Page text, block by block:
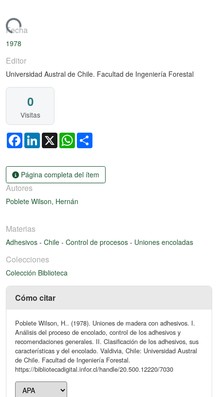
Fecha
1978
Editor
Universidad Austral de Chile. Facultad de Ingeniería Forestal
0
Visitas
FacebookLinkedIn
X WhatsApp
Página completa del ítem
Autores
Poblete Wilson, Hernán
Materias
Adhesivos - Chile - Control de procesos - Uniones encoladas
Colecciones
Colección Biblioteca
Cómo citar
Poblete Wilson, H.. (1978). Uniones de madera con adhesivos. I.
Análisis del proceso de encolado, control de los adhesivos y
recomendaciones generales. II. Clasificación de los adhesivos, sus
características y del encolado. Valdivia, Chile: Universidad Austral
de Chile. Facultad de Ingeniería Forestal.
https://bibliotecadigital.infor.cl/handle/20.500.12220/7030